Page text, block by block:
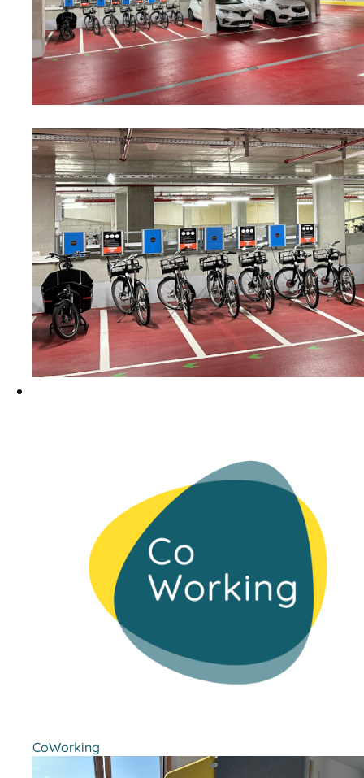
CoWorking